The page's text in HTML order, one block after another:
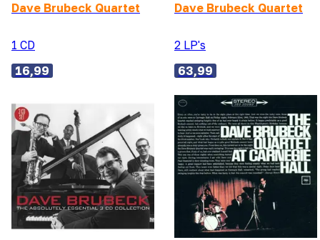
Dave Brubeck Quartet
1 CD
16,99
Dave Brubeck Quartet
2 LP's
63,99